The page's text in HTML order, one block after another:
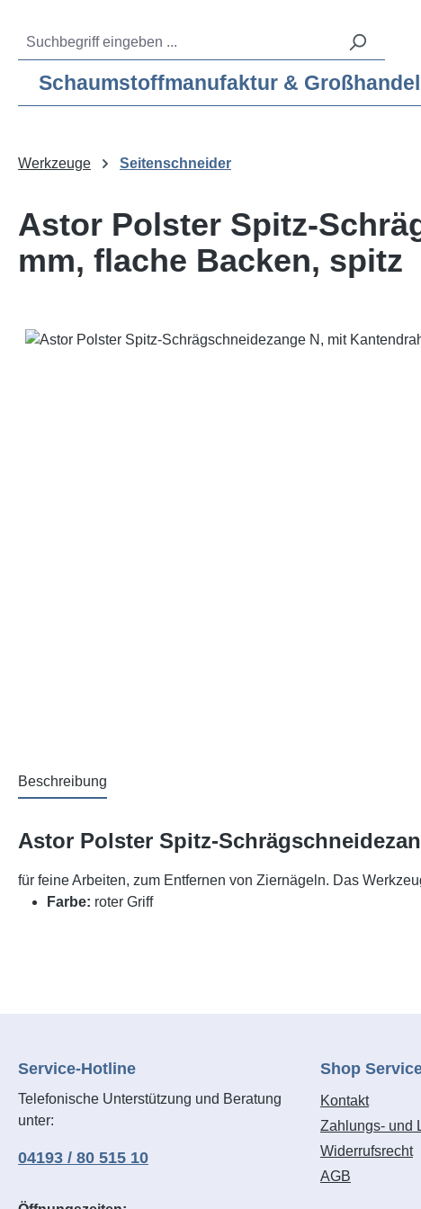
Service-Hotline: 04193 – 80 515 10
Schaumstoffmanufaktur &
Werkzeuge Seitenschneider
Astor Polster Spitz-
mm, flache Backen, spitz
Bildergalerie überspringen
Beschreibung
Astor Polster Spitz-
für feine Arbeiten, zum Entfernen von Ziernägeln. Das
Farbe: roter Griff
Service-Hotline
Telefonische Unterstützung und Beratung
unter:
04193 / 80 515 10
Shop
Kontakt
Zahlungs- und
Widerrufsrecht
AGB